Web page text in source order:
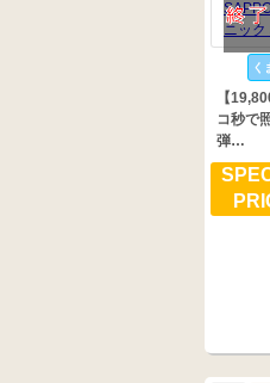
く
【
コ秒で
弾…